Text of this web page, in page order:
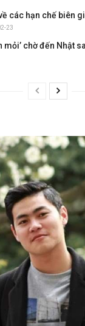
các hạn chế biên
23
mỏi’ chờ đến Nhật